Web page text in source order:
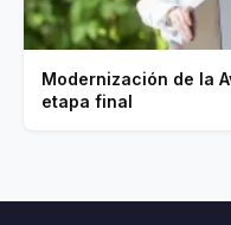
Modernización de la
etapa final